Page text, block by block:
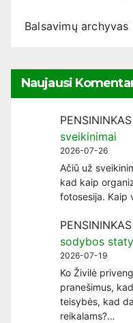
Balsavimų archyvas
Naujausi
PENSININKAS
sveikinimai
2026-07-26
Ačiū už
kad kaip
fotosesija. Kaip
PENSININKAS
sodybos
2026-07-19
Ko Živilė
pranešimus,
teisybės, kad
reikalams?…